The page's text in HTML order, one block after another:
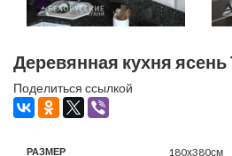
Деревянная кухня
Поделиться ссылкой
РАЗМЕР 180х380см